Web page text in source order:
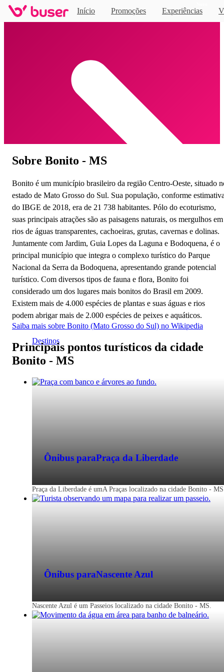
Início Promoções Experiências
Home
Destinos
Sobre Bonito - MS
Bonito é um município brasileiro da região Centro-Oeste, situado
estado de Mato Grosso do Sul. Sua população, conforme
do IBGE de 2018, era de 21 738 habitantes. Pólo do ecoturismo,
suas principais atrações são as paisagens naturais, os mergulhos em
rios de águas transparentes, cachoeiras, grutas, cavernas e dolinas.
Juntamente com Jardim, Guia Lopes da Laguna e Bodoquena, é o
principal município que integra o complexo turístico do Parque
Nacional da Serra da Bodoquena, apresentando grande potencial
turístico. Com diversos tipos de fauna e flora, Bonito foi
considerado um dos lugares mais bonitos do Brasil em 2009.
Existem mais de 4.000 espécies de plantas e suas águas e rios
podem abrigar mais de 2.000 espécies de peixes e aquáticos.
Saiba mais sobre Bonito (Mato Grosso do Sul) no Wikipedia
Principais pontos turísticos da cidade
Bonito - MS
Ônibus paraPraça da Liberdade
Praça da Liberdade é umA Praças localizado na cidade Bonito -
Ônibus paraNascente Azul
Nascente Azul é um Passeios localizado na cidade Bonito - MS.